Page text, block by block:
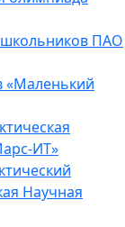
школьников ПАО
«Маленький
ИТ»
Научная